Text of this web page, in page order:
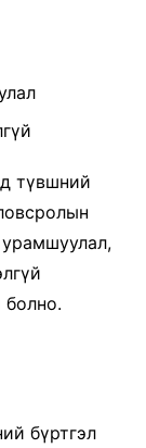
түвшний
бүртгэл